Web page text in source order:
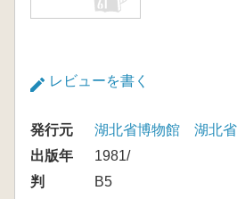
レビューを書く
発行元
湖北省博物館 湖北省
出版年
1981/
判
B5